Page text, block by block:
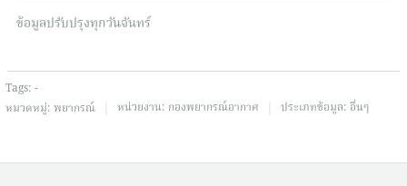
ข้อมูลปรับปรุงทุกวันจันทร์
Tags: -
หมวดหมู่: พยากรณ์ หน่วยงาน: กองพยากรณ์อากาศ ประเภทข้อมูล: อื่นๆ